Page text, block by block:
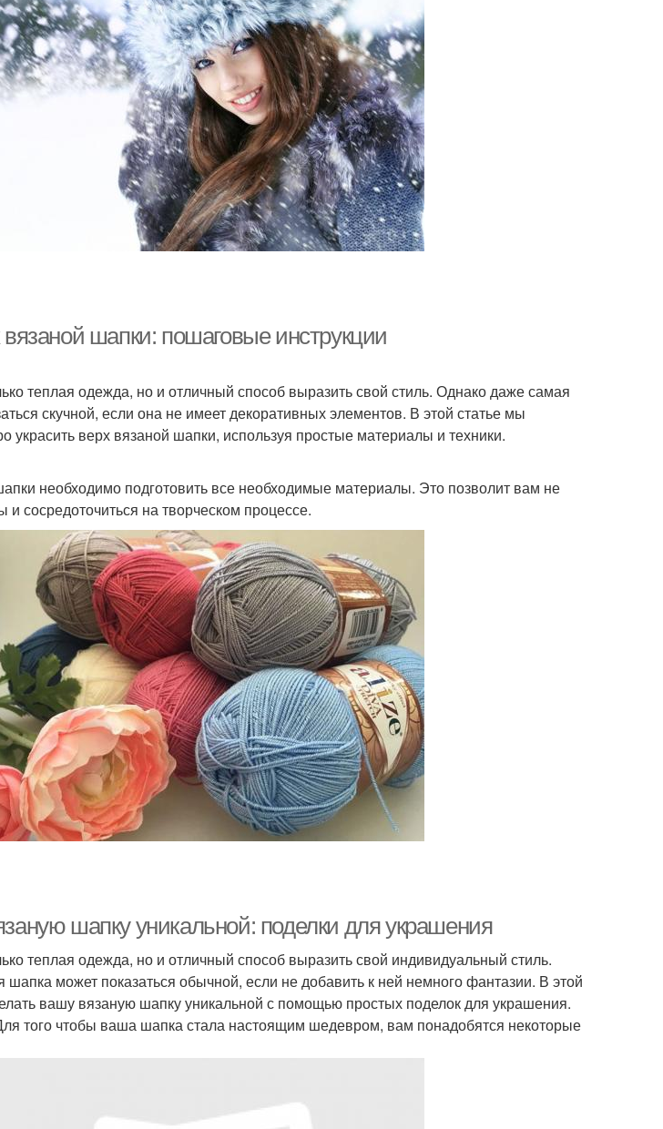
вязаной шапки: пошаговые инструкции
теплая одежда, но и отличный способ выразить свой стиль. Однако даже самая
скучной, если она не имеет декоративных элементов. В этой статье мы
украсить верх вязаной шапки, используя простые материалы и техники.
необходимо подготовить все необходимые материалы. Это позволит вам не
и сосредоточиться на творческом процессе.
шапку уникальной: поделки для украшения
теплая одежда, но и отличный способ выразить свой индивидуальный стиль.
может показаться обычной, если не добавить к ней немного фантазии. В этой
вашу вязаную шапку уникальной с помощью простых поделок для украшения.
того чтобы ваша шапка стала настоящим шедевром, вам понадобятся некоторые